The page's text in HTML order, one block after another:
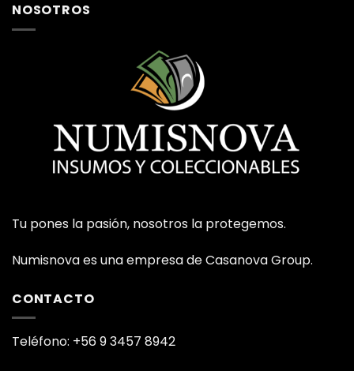
NOSOTROS
Tu pones la pasión, nosotros la protegemos.
Numisnova es una empresa de Casanova Group.
CONTACTO
Teléfono: +56 9 3457 8942